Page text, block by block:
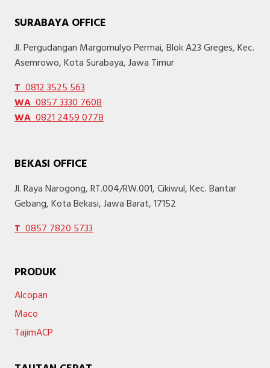
SURABAYA OFFICE
Jl. Pergudangan Margomulyo Permai, Blok A23 Greges, Kec.
Asemrowo, Kota Surabaya, Jawa Timur
T0812 3525 563
WA0857 3330 7608
WA0821 2459 0778
BEKASI OFFICE
Jl. Raya Narogong, RT.004/RW.001, Cikiwul, Kec. Bantar
Gebang, Kota Bekasi, Jawa Barat, 17152
T0857 7820 5733
PRODUK
Alcopan
Maco
TajimACP